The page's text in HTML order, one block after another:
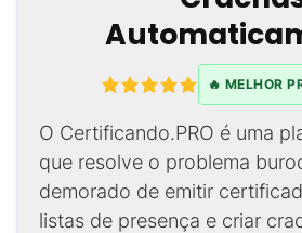
🔥 MELHOR
O Certificando.PRO é uma
que resolve o problema
demorado de emitir
listas de presença e criar